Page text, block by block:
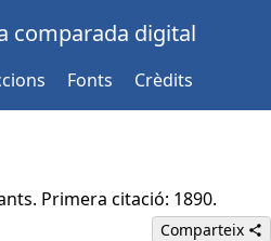
comparada digital
Fonts Crèdits
Primera citació: 1890.
Comparteix